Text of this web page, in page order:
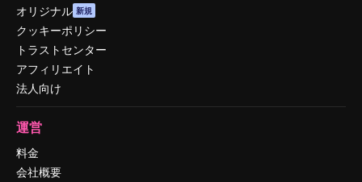
オリジナル 新規
クッキーポリシー
トラストセンター
アフィリエイト
法人向け
運営
料金
会社概要